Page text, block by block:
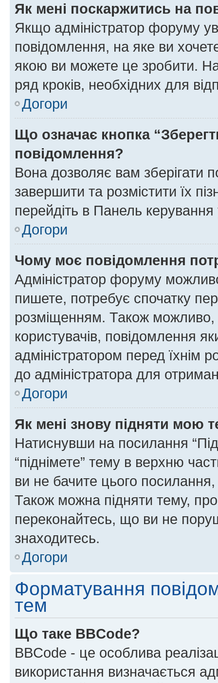
Як мені поскаржитись на
Якщо адміністратор форуму
повідомлення, на яке ви
якою ви можете це зробити.
ряд кроків, необхідних для
Догори
Що означає кнопка
повідомлення?
Вона дозволяє вам зберігати
завершити та розмістити їх
перейдіть в Панель керування
Догори
Чому моє повідомлення
Адміністратор форуму
пишете, потребує спочатку
розміщенням. Також можливо,
користувачів, повідомлення
адміністратором перед їхнім
до адміністратора для
Догори
Як мені знову підняти мою
Натиснувши на посилання
“піднімете” тему в верхню
ви не бачите цього
Також можна підняти тему,
переконайтесь, що ви не
знаходитесь.
Догори
Форматування
тем
Що таке BBCode?
BBCode - це особлива
використання визначається